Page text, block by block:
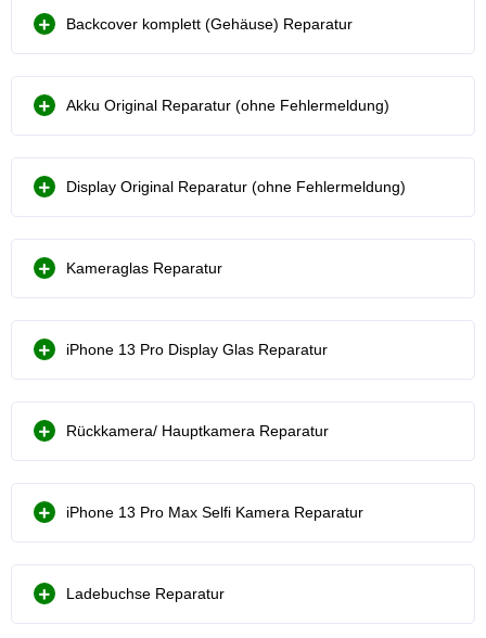
Backcover komplett (Gehäuse) Reparatur
Akku Original Reparatur (ohne Fehlermeldung)
Display Original Reparatur (ohne Fehlermeldung)
Kameraglas Reparatur
iPhone 13 Pro Display Glas Reparatur
Rückkamera/ Hauptkamera Reparatur
iPhone 13 Pro Max Selfi Kamera Reparatur
Ladebuchse Reparatur